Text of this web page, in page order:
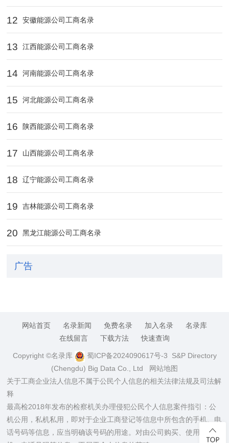
12 安徽能源公司工商名录
13 江西能源公司工商名录
14 河南能源公司工商名录
15 河北能源公司工商名录
16 陕西能源公司工商名录
17 山西能源公司工商名录
18 辽宁能源公司工商名录
19 吉林能源公司工商名录
20 黑龙江能源公司工商名录
广告
网站首页 名录新闻 免费名录 加入名录
名录库
在线留言
下载方法 快速查询
Copyright ©名录库 蜀ICP备2024090617号-3 S&P Directory
(Chengdu) Big Data Co., Ltd
网站地图
关于工商企业法人信息不属于公民个人信息的相关法律法规及司法解
释
最高检2018年发布的检察机关办理侵犯公民个人信息案件指引：公
机公用，私机私用，即对于企业工商登记等信息中所包含的手机、电
话号码等信息，应当明确该号码的用途。对由公司购买、使用的手